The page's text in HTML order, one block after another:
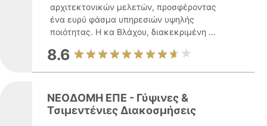
αρχιτεκτονικών μελετών, προσφέροντας
ένα ευρύ φάσμα υπηρεσιών υψηλής
ποιότητας. Η κα Βλάχου, διακεκριμένη ...
8.6
ΝΕΟΔΟΜΗ ΕΠΕ - Γύψινες &
Τσιμεντένιες Διακοσμήσεις